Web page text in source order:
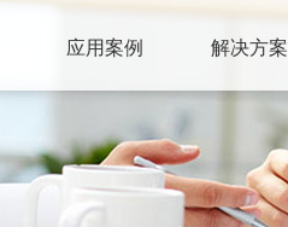
应用案例 解决方案